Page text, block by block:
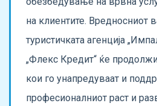
на клиентите. Вредносниот
туристичката агенција
„Флекс Кредит“ ќе
кои го унапредуваат и
професионалниот раст и